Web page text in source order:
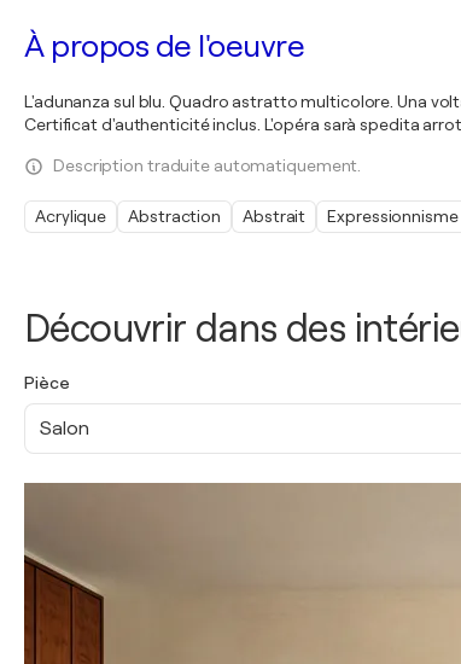
Découvrir dans des
Pièce
Salon
À propos de l'oeuvre
L'adunanza sul blu. Quadro astratto multicolore. Una
Certificat d'authenticité inclus. L'opéra sarà spedita
Description traduite automatiquement.
Acrylique Abstraction Abstrait Expressionnisme